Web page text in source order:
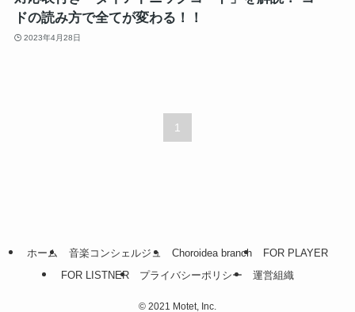
ドの読み方で全てが変わる！！
2023年4月28日
1
ホーム 音楽コンシェルジュ Choroidea branch
FOR PLAYER
FOR LISTNER
プライバシーポリシー 運営組織
© 2021 Motet, Inc.